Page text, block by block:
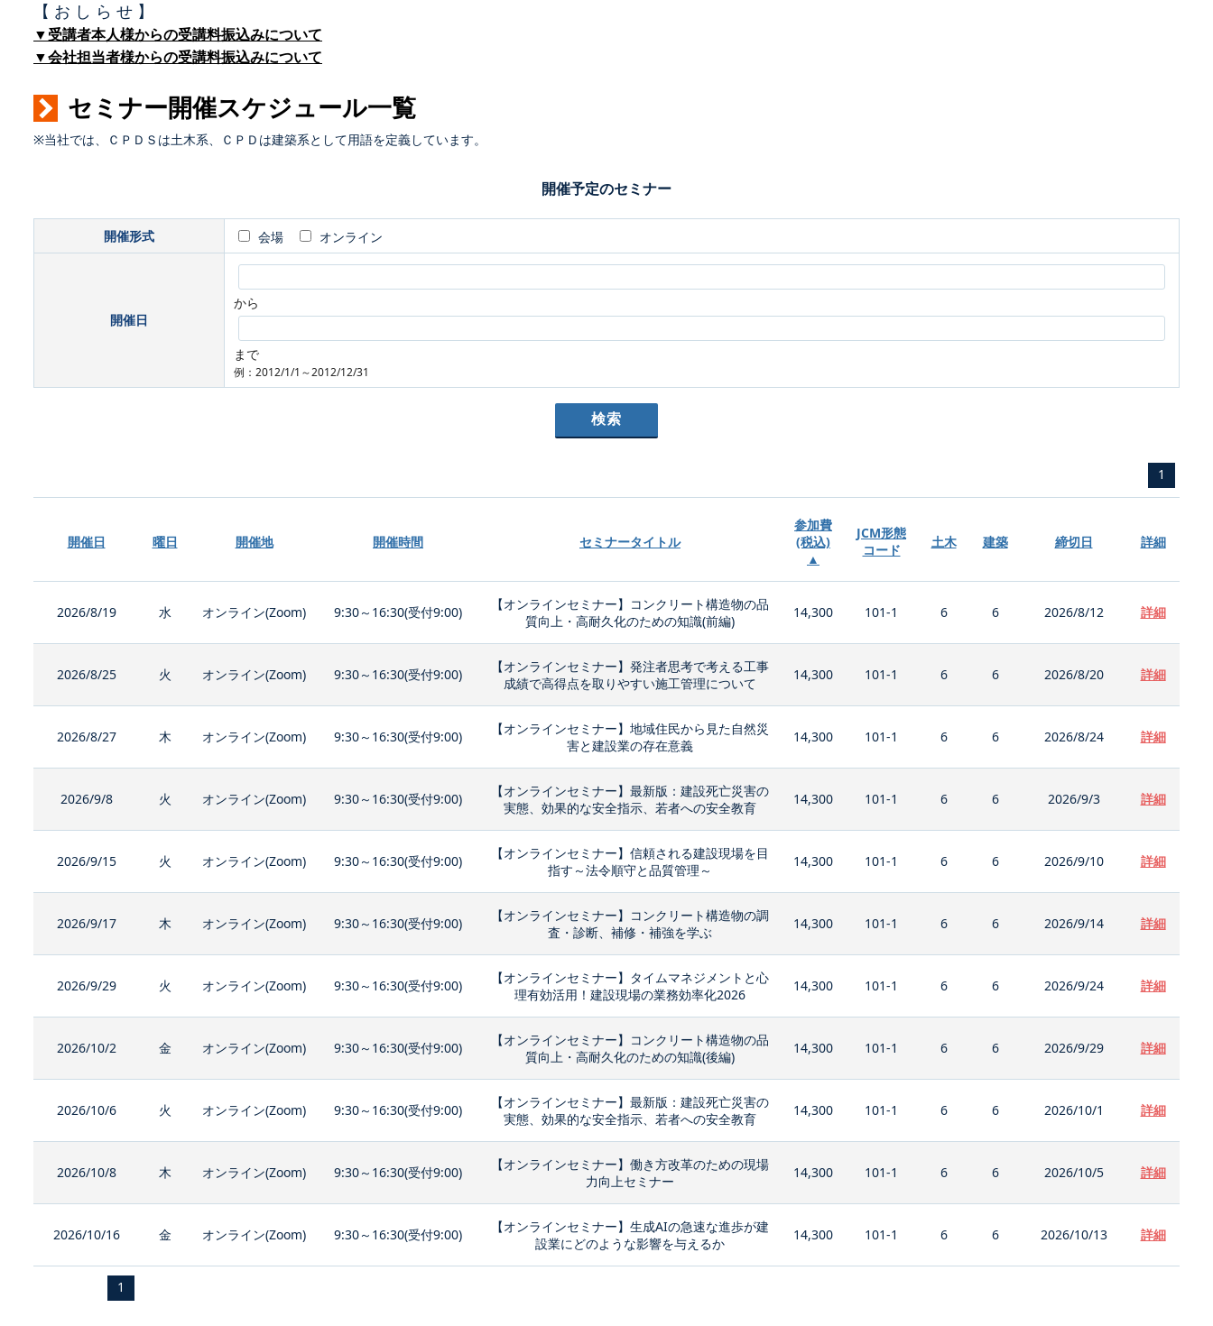
【 お し ら せ 】
▼受講者本人様からの受講料振込みについて
▼会社担当者様からの受講料振込みについて
セミナー開催スケジュール一覧
※当社では、ＣＰＤＳは土木系、ＣＰＤは建築系として用語を定義しています。
開催予定のセミナー
開催形式 会場 オンライン
開催日
から
まで
例：2012/1/1～2012/12/31
1
開催日 曜日 開催地 開催時間 セミナータイトル
参加費
(税込)
▲
JCM形態
コード
土木 建築 締切日 詳細
2026/8/19 水 オンライン(Zoom) 9:30～16:30(受付9:00)
【オンラインセミナー】コンクリート構造物の品
質向上・高耐久化のための知識(前編)
14,300 101-1 6 6 2026/8/12 詳細
2026/8/25 火 オンライン(Zoom) 9:30～16:30(受付9:00)
【オンラインセミナー】発注者思考で考える工事
成績で高得点を取りやすい施工管理について
14,300 101-1 6 6 2026/8/20 詳細
2026/8/27 木 オンライン(Zoom) 9:30～16:30(受付9:00)
【オンラインセミナー】地域住民から見た自然災
害と建設業の存在意義
14,300 101-1 6 6 2026/8/24 詳細
2026/9/8 火 オンライン(Zoom) 9:30～16:30(受付9:00)
【オンラインセミナー】最新版：建設死亡災害の
実態、効果的な安全指示、若者への安全教育
14,300 101-1 6 6 2026/9/3 詳細
2026/9/15 火 オンライン(Zoom) 9:30～16:30(受付9:00)
【オンラインセミナー】信頼される建設現場を目
指す～法令順守と品質管理～
14,300 101-1 6 6 2026/9/10 詳細
2026/9/17 木 オンライン(Zoom) 9:30～16:30(受付9:00)
【オンラインセミナー】コンクリート構造物の調
査・診断、補修・補強を学ぶ
14,300 101-1 6 6 2026/9/14 詳細
2026/9/29 火 オンライン(Zoom) 9:30～16:30(受付9:00)
【オンラインセミナー】タイムマネジメントと心
理有効活用！建設現場の業務効率化2026
14,300 101-1 6 6 2026/9/24 詳細
2026/10/2 金 オンライン(Zoom) 9:30～16:30(受付9:00)
【オンラインセミナー】コンクリート構造物の品
質向上・高耐久化のための知識(後編)
14,300 101-1 6 6 2026/9/29 詳細
2026/10/6 火 オンライン(Zoom) 9:30～16:30(受付9:00)
【オンラインセミナー】最新版：建設死亡災害の
実態、効果的な安全指示、若者への安全教育
14,300 101-1 6 6 2026/10/1 詳細
2026/10/8 木 オンライン(Zoom) 9:30～16:30(受付9:00)
【オンラインセミナー】働き方改革のための現場
力向上セミナー
14,300 101-1 6 6 2026/10/5 詳細
2026/10/16 金 オンライン(Zoom) 9:30～16:30(受付9:00)
【オンラインセミナー】生成AIの急速な進歩が建
設業にどのような影響を与えるか
14,300 101-1 6 6 2026/10/13 詳細
1